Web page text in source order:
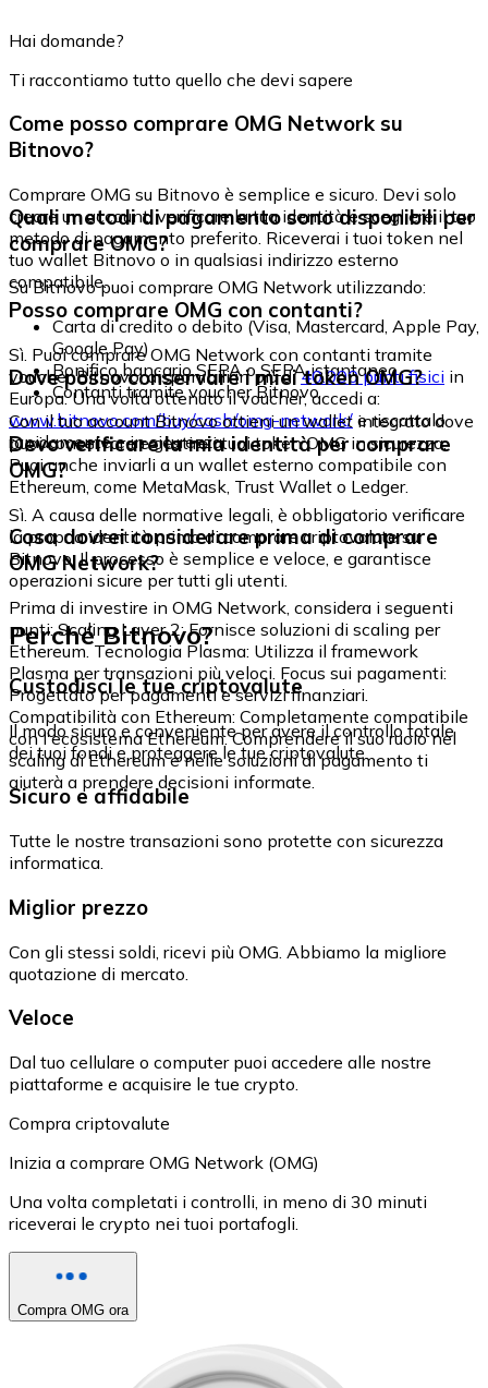
Hai domande?
Ti raccontiamo tutto quello che devi sapere
Come posso comprare OMG Network su
Bitnovo?
Comprare OMG su Bitnovo è semplice e sicuro. Devi solo
creare un account, verificare la tua identità e scegliere il tuo
metodo di pagamento preferito. Riceverai i tuoi token nel
tuo wallet Bitnovo o in qualsiasi indirizzo esterno
compatibile.
Quali metodi di pagamento sono disponibili per
comprare OMG?
Su Bitnovo puoi comprare OMG Network utilizzando:
Carta di credito o debito (Visa, Mastercard, Apple Pay,
Google Pay)
Bonifico bancario SEPA o SEPA istantaneo
Contanti tramite voucher Bitnovo
Posso comprare OMG con contanti?
Sì. Puoi comprare OMG Network con contanti tramite
voucher Bitnovo, disponibili in più di40.000 punti fisici in
Europa. Una volta ottenuto il voucher, accedi a:
www.bitnovo.com/buy/cash/omg-network/ e riscattalo
rapidamente e in sicurezza.
Dove posso conservare i miei token OMG?
Con il tuo account Bitnovo ottieni un wallet integrato dove
puoi conservare e gestire i tuoi token OMG in sicurezza.
Puoi anche inviarli a un wallet esterno compatibile con
Ethereum, come MetaMask, Trust Wallet o Ledger.
Devo verificare la mia identità per comprare
OMG?
Sì. A causa delle normative legali, è obbligatorio verificare
la propria identità prima di comprare criptovalute su
Bitnovo. Il processo è semplice e veloce, e garantisce
operazioni sicure per tutti gli utenti.
Cosa dovrei considerare prima di comprare
OMG Network?
Prima di investire in OMG Network, considera i seguenti
punti: Scaling Layer 2: Fornisce soluzioni di scaling per
Ethereum. Tecnologia Plasma: Utilizza il framework
Plasma per transazioni più veloci. Focus sui pagamenti:
Progettato per pagamenti e servizi finanziari.
Compatibilità con Ethereum: Completamente compatibile
con l'ecosistema Ethereum. Comprendere il suo ruolo nel
scaling di Ethereum e nelle soluzioni di pagamento ti
aiuterà a prendere decisioni informate.
Perché Bitnovo?
Custodisci le tue criptovalute
Il modo sicuro e conveniente per avere il controllo totale
dei tuoi fondi e proteggere le tue criptovalute.
Sicuro e affidabile
Tutte le nostre transazioni sono protette con sicurezza
informatica.
Miglior prezzo
Con gli stessi soldi, ricevi più OMG. Abbiamo la migliore
quotazione di mercato.
Veloce
Dal tuo cellulare o computer puoi accedere alle nostre
piattaforme e acquisire le tue crypto.
Compra criptovalute
Inizia a comprare OMG Network (OMG)
Una volta completati i controlli, in meno di 30 minuti
riceverai le crypto nei tuoi portafogli.
Compra OMG ora